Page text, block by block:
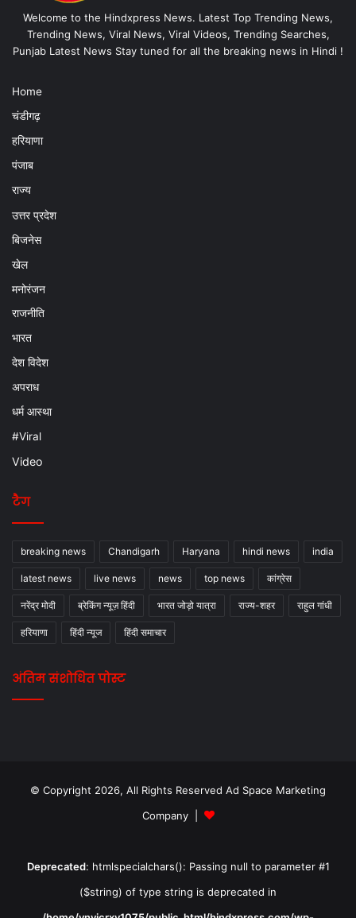
Welcome to the Hindxpress News. Latest Top Trending News,
Trending News, Viral News, Viral Videos, Trending Searches,
Punjab Latest News Stay tuned for all the breaking news in Hindi !
Home
चंडीगढ़
हरियाणा
पंजाब
राज्य
उत्तर प्रदेश
बिजनेस
खेल
मनोरंजन
राजनीति
भारत
देश विदेश
अपराध
धर्म आस्था
#Viral
Video
टैग
breaking news Chandigarh Haryana hindi news india
latest news live news news top news कांग्रेस
नरेंद्र मोदी ब्रेकिंग न्यूज़ हिंदी भारत जोड़ो यात्रा राज्य-शहर राहुल गांधी
हरियाणा हिंदी न्यूज हिंदी समाचार
अंतिम संशोधित पोस्ट
© Copyright 2026, All Rights Reserved Ad Space Marketing
Company |
Deprecated: htmlspecialchars(): Passing null to parameter #1
($string) of type string is deprecated in